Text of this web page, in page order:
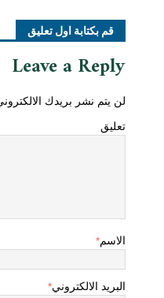
قم بكتابة اول تعليق
Leave a Reply
لن يتم نشر بريدك
تعليق
الاسم*
البريد الالكتروني*